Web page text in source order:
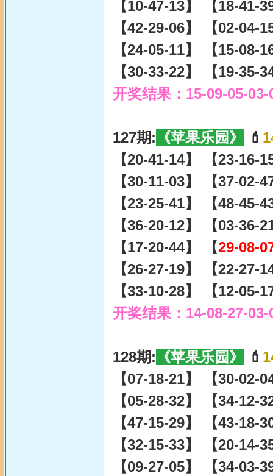
【10-47-13】 【18-41-
【42-29-06】 【02-04-
【24-05-11】 【15-08-
【30-33-22】 【19-35-
开奖结果：15-09-05-
127期: 《苹果乐园》 💄
【20-41-14】 【23-16-
【30-11-03】 【37-02-
【23-25-41】 【48-45-
【36-20-12】 【03-36-
【17-20-44】 【29-08-
【26-27-19】 【22-27-
【33-10-28】 【12-05-
开奖结果：14-08-27-
128期: 《苹果乐园》 💄
【07-18-21】 【30-02-
【05-28-32】 【34-12-
【47-15-29】 【43-18-
【32-15-33】 【20-14-
【09-27-05】 【34-03-